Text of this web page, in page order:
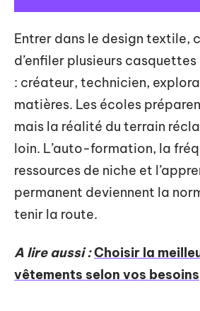
Entrer dans le design textile,
d’enfiler plusieurs
: créateur, technicien,
matières. Les écoles
mais la réalité du terrain
loin. L’auto-formation, la
ressources de niche et
permanent deviennent la
tenir la route.
A lire aussi :Choisir la
vêtements selon vos besoins